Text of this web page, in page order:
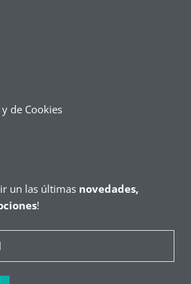
de Cookies
un las últimas novedades,
!